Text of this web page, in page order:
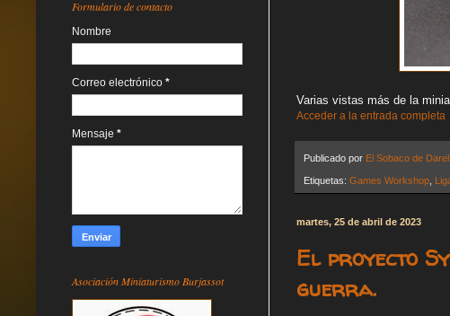
Varias vistas más de la
Acceder a la entrada completa
Publicado por El Sobaco de Darel
Etiquetas: Games Workshop
martes, 25 de abril de 2023
El proyecto
guerra.
Formulario de contacto
Nombre
Correo electrónico *
Mensaje *
Asociación Miniaturismo Burjassot